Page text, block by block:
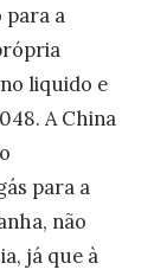
para a
liquido e
A China
para a
não
já que à